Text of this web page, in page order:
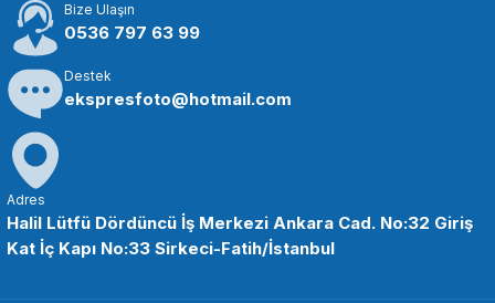
5.777,24 TL
TİLTA
Tilta TA-FGR-8587 Sonsuz Odak Dişli Halkası 85-88mm
Bize Ulaşın
0536 797 63 99
Destek
ekspresfoto@hotmail.com
Adres
Halil Lütfü Dördüncü İş Merkezi Ankara Cad. No:32 Giriş
Kat İç Kapı No:33 Sirkeci-Fatih/İstanbul